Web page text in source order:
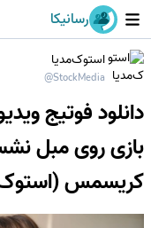
رسانیکا
استوک‌مدیا
@StockMedia
دانلود فوتیج
بازی روی مبل
کریسمس